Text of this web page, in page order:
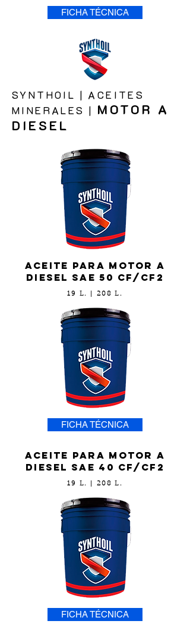
FICHA TÉCNICA
SYNTHOIL | ACEITES
MINERALES | MOTOR A
DIESEL
Aceite para motor a
diesel sae 50 cf/cf2
19 L. | 208 L.
FICHA TÉCNICA
Aceite para motor a
diesel sae 40 cf/cf2
19 L. | 208 L.
FICHA TÉCNICA